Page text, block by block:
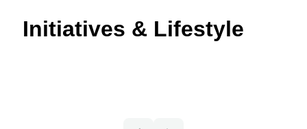
Initiatives & Lifestyle